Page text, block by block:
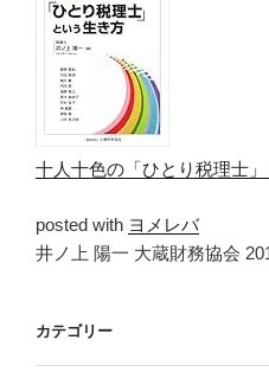
十人十色の「ひとり税理士
posted with ヨメレバ
井ノ上 陽一 大蔵財務協会
カテゴリー